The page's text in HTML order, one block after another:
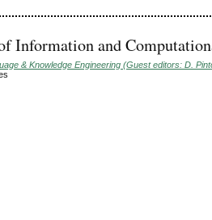
Information and
& Knowledge Engineering (Guest editors: D.